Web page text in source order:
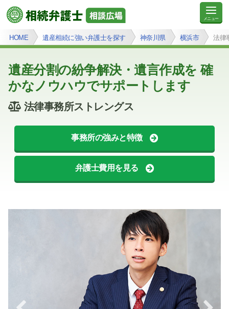
HOME 遺産相続に強い弁護士を探す 神奈川県 横浜市 法律
遺産分割の紛争解決・遺言作成を 確
かなノウハウでサポートします
法律事務所ストレングス
事務所の強みと特徴
弁護士費用を見る